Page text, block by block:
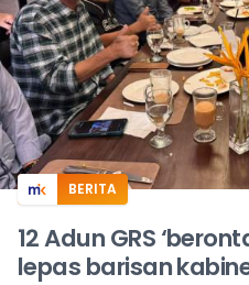
BERITA
12 Adun GRS
lepas barisan